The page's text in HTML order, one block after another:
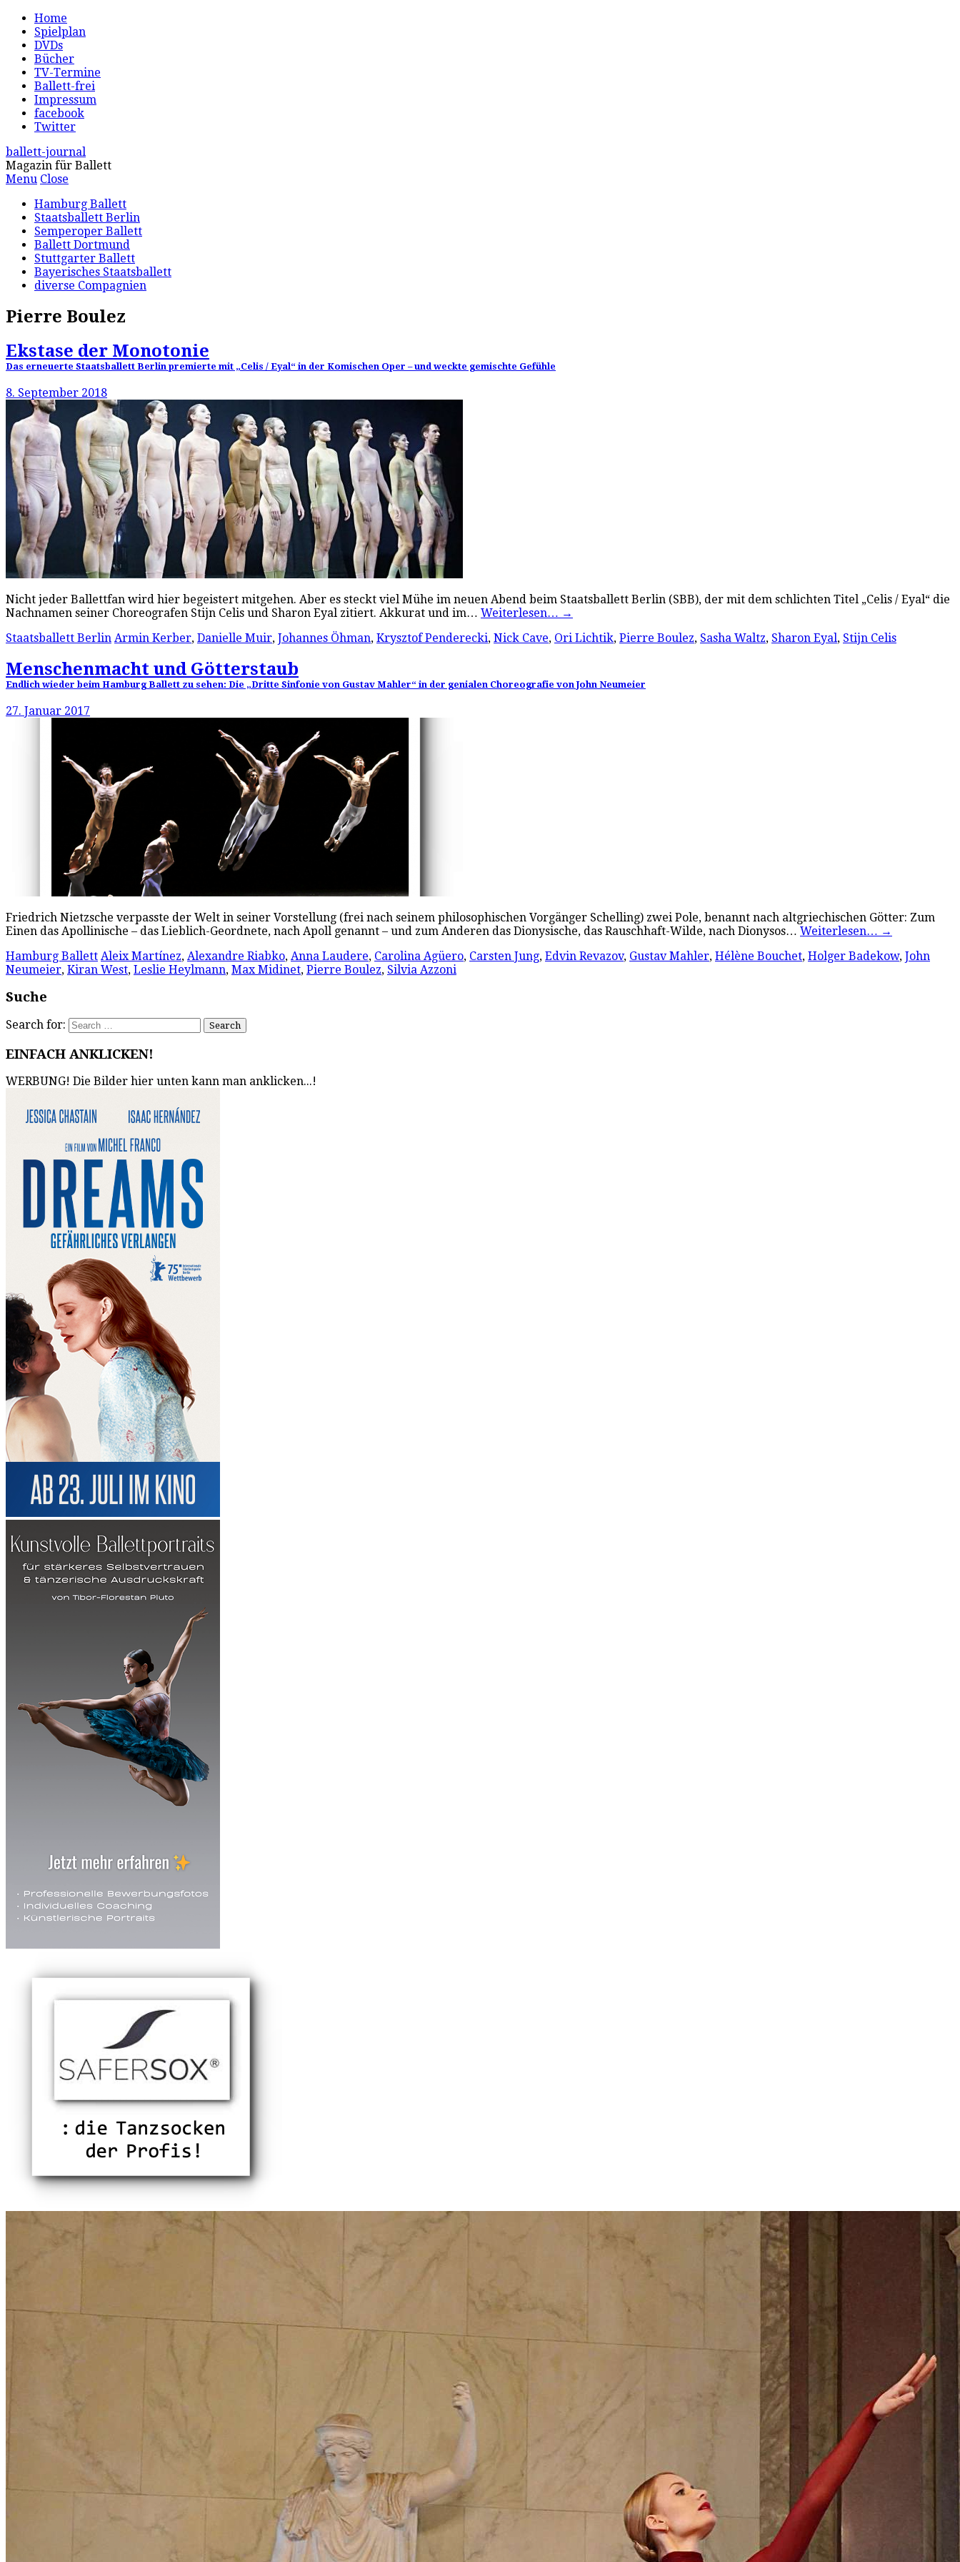
Home
Spielplan
DVDs
Bücher
TV-Termine
Ballett-frei
Impressum
facebook
Twitter
ballett-journal
Magazin für Ballett
Menu Close
Hamburg Ballett
Staatsballett Berlin
Semperoper Ballett
Ballett Dortmund
Stuttgarter Ballett
Bayerisches Staatsballett
diverse Compagnien
Pierre Boulez
Ekstase der Monotonie
Das erneuerte Staatsballett Berlin premierte mit „Celis / Eyal“ in der Komischen Oper – und weckte gemischte Gefühle
8. September 2018
Nicht jeder Ballettfan wird hier begeistert mitgehen. Aber es steckt viel Mühe im neuen Abend beim Staatsballett Berlin (SBB), der mit dem schlichten Titel „Celis / Eyal“ die
Nachnamen seiner Choreografen Stijn Celis und Sharon Eyal zitiert. Akkurat und im… Weiterlesen… →
Staatsballett Berlin Armin Kerber, Danielle Muir, Johannes Öhman, Krysztof Penderecki, Nick Cave, Ori Lichtik, Pierre Boulez, Sasha Waltz, Sharon Eyal, Stijn Celis
Menschenmacht und Götterstaub
Endlich wieder beim Hamburg Ballett zu sehen: Die „Dritte Sinfonie von Gustav Mahler“ in der genialen Choreografie von John Neumeier
27. Januar 2017
Friedrich Nietzsche verpasste der Welt in seiner Vorstellung (frei nach seinem philosophischen Vorgänger Schelling) zwei Pole, benannt nach altgriechischen Götter: Zum
Einen das Apollinische – das Lieblich-Geordnete, nach Apoll genannt – und zum Anderen das Dionysische, das Rauschhaft-Wilde, nach Dionysos… Weiterlesen… →
Hamburg Ballett Aleix Martínez, Alexandre Riabko, Anna Laudere, Carolina Agüero, Carsten Jung, Edvin Revazov, Gustav Mahler, Hélène Bouchet, Holger Badekow, John
Neumeier, Kiran West, Leslie Heylmann, Max Midinet, Pierre Boulez, Silvia Azzoni
Suche
Search for:
EINFACH ANKLICKEN!
WERBUNG! Die Bilder hier unten kann man anklicken...!